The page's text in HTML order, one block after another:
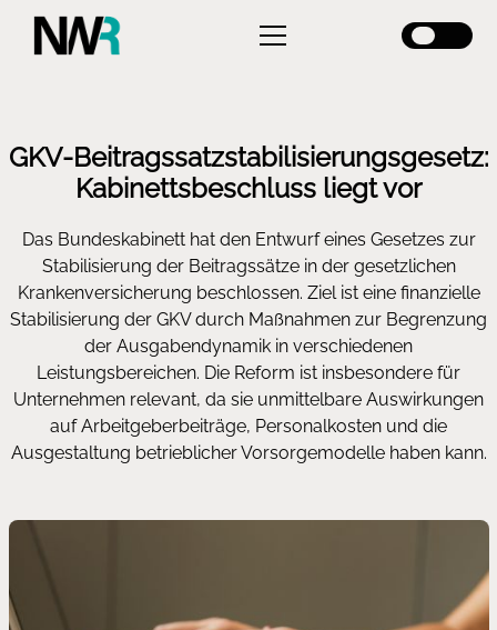
GKV‑Beitragssatzstabilisierungsgesetz:
Kabinettsbeschluss liegt vor
Das Bundeskabinett hat den Entwurf eines Gesetzes zur
Stabilisierung der Beitragssätze in der gesetzlichen
Krankenversicherung beschlossen. Ziel ist eine finanzielle
Stabilisierung der GKV durch Maßnahmen zur Begrenzung
der Ausgabendynamik in verschiedenen
Leistungsbereichen. Die Reform ist insbesondere für
Unternehmen relevant, da sie unmittelbare Auswirkungen
auf Arbeitgeberbeiträge, Personalkosten und die
Ausgestaltung betrieblicher Vorsorgemodelle haben kann.